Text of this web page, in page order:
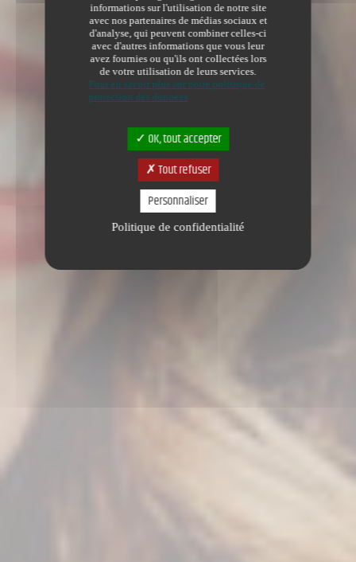
informations sur l'utilisation de notre site
avec nos partenaires de médias sociaux et
d'analyse, qui peuvent combiner celles-ci
avec d'autres informations que vous leur
avez fournies ou qu'ils ont collectées lors
de votre utilisation de leurs services.
Pour en savoir plus sur notre politique de
protection des données
OK, tout accepter
Tout refuser
Personnaliser
Politique de confidentialité